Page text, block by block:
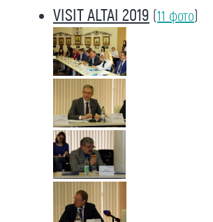
VISIT ALTAI 2019 (11 фото)